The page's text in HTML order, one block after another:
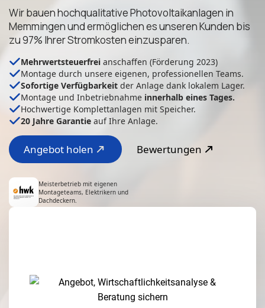
Wir bauen hochqualitative Photovoltaikanlagen in
Memmingen und ermöglichen es unseren Kunden bis
zu 97% Ihrer Stromkosten einzusparen.
Mehrwertsteuerfrei anschaffen (Förderung 2023)
Montage durch unsere eigenen, professionellen Teams.
Sofortige Verfügbarkeit der Anlage dank lokalem Lager.
Montage und Inbetriebnahme innerhalb eines Tages.
Hochwertige Komplettanlagen mit Speicher.
20 Jahre Garantie auf Ihre Anlage.
Angebot holen Bewertungen
Meisterbetrieb mit eigenen
Montageteams, Elektrikern und
Dachdeckern.